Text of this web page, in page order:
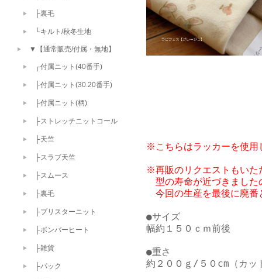
※こちらはラッカーを使用
※再販のリクエストもいた
型の寿命が近づきました
●サイズ
幅約１５０ｃｍ前後
●重さ
├裏毛
└キルト/秋冬生地
▼【通常販売/付属・無地】
┌付属ニット(40番手)
├付属ニット(30.20番手)
├付属ニット(柄)
├ストレッチニットコール
├天竺
├スラブ天竺
├スムース
├裏毛
├ブリスターニット
├ボンバーヒート
├雑貨
├パック